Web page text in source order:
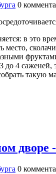
0
в это
место,
4
такую
дворе
0